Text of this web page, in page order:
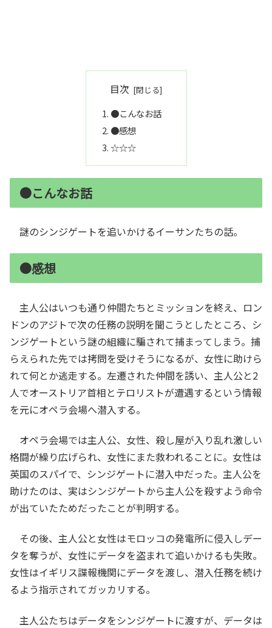
目次
●こんなお話
●感想
☆☆☆
●こんなお話
謎のシンジゲートを追いかけるイーサンたちの話。
●感想
主人公はいつも通り仲間たちとミッションを終え、ロン
ドンのアジトで次の任務の説明を聞こうとしたところ、シ
ンジゲートという謎の組織に騙されて捕まってしまう。捕
らえられた先では拷問を受けそうになるが、女性に助けら
れて何とか逃走する。左遷された仲間を誘い、主人公と2
人でオーストリア首相とテロリストが遭遇するという情報
を元にオペラ会場へ潜入する。
オペラ会場では主人公、女性、殺し屋が入り乱れ激しい
格闘が繰り広げられ、女性にまた救われることに。女性は
英国のスパイで、シンジゲートに潜入中だった。主人公を
助けたのは、実はシンジゲートから主人公を殺すよう命令
が出ていたためだったことが判明する。
その後、主人公と女性はモロッコの発電所に侵入しデー
タを奪うが、女性にデータを盗まれて追いかけるも失敗。
女性はイギリス諜報機関にデータを渡し、潜入任務を続け
るよう指示されてガッカリする。
主人公たちはデータをシンジゲートに渡すが、データは